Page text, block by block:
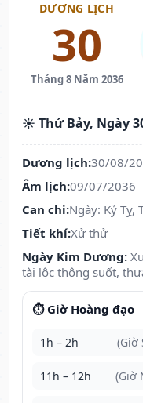
DƯƠNG LỊCH
30
Tháng 8 Năm 2036
☀️ Thứ Bảy, Ngày
Dương lịch:30/08/
Âm lịch:09/07/2036
Can chi:Ngày: Kỷ Tỵ,
Tiết khí:Xử thử
Ngày Kim Dương:
tài lộc thông suốt,
⏱️ Giờ Hoàng đạo
1h – 2h (Giờ
11h – 12h (Giờ